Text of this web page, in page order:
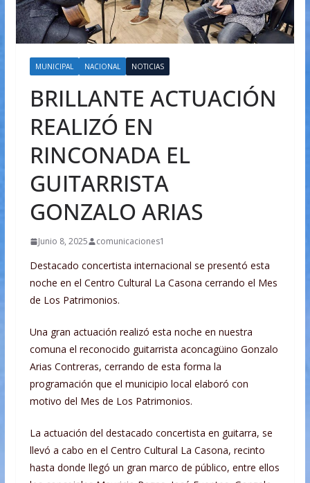
MUNICIPAL NACIONAL NOTICIAS
BRILLANTE ACTUACIÓN
REALIZÓ EN
RINCONADA EL
GUITARRISTA
GONZALO ARIAS
Junio 8, 2025 comunicaciones1
Destacado concertista internacional se presentó esta
noche en el Centro Cultural La Casona cerrando el Mes
de Los Patrimonios.
Una gran actuación realizó esta noche en nuestra
comuna el reconocido guitarrista aconcagüino Gonzalo
Arias Contreras, cerrando de esta forma la
programación que el municipio local elaboró con
motivo del Mes de Los Patrimonios.
La actuación del destacado concertista en guitarra, se
llevó a cabo en el Centro Cultural La Casona, recinto
hasta donde llegó un gran marco de público, entre ellos